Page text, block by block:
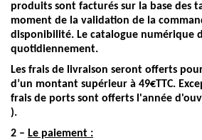
produits sont facturés sur la base des
moment de la validation de la
disponibilité. Le catalogue numérique
quotidiennement.
Les frais de livraison seront offerts
d’un montant supérieur à 49€TTC.
frais de ports sont offerts l'année
).
2 – Le paiement :